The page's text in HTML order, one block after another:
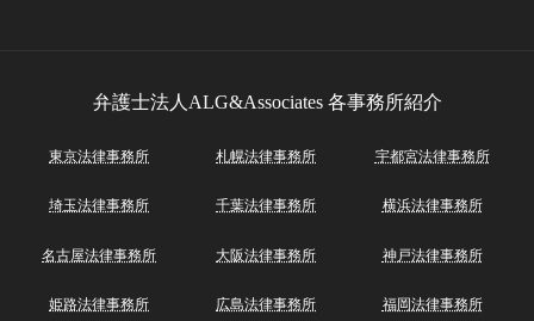
弁護士法人ALG&Associates 各事務所紹介
東京法律事務所 札幌法律事務所 宇都宮法律事務所
埼玉法律事務所 千葉法律事務所 横浜法律事務所
名古屋法律事務所 大阪法律事務所 神戸法律事務所
姫路法律事務所 広島法律事務所 福岡法律事務所